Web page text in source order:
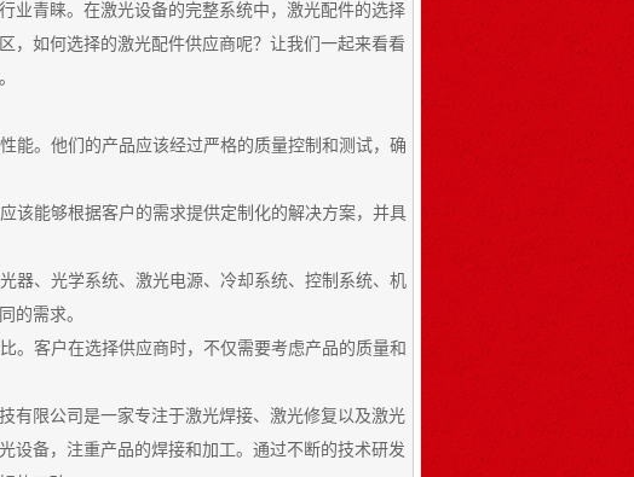
业青睐。在激光设备的完整系统中，激光配件的选择
，如何选择的激光配件供应商呢？让我们一起来看看
能。他们的产品应该经过严格的质量控制和测试，确
该能够根据客户的需求提供定制化的解决方案，并具
器、光学系统、激光电源、冷却系统、控制系统、机
的需求。
。客户在选择供应商时，不仅需要考虑产品的质量和
有限公司是一家专注于激光焊接、激光修复以及激光
设备，注重产品的焊接和加工。通过不断的技术研发